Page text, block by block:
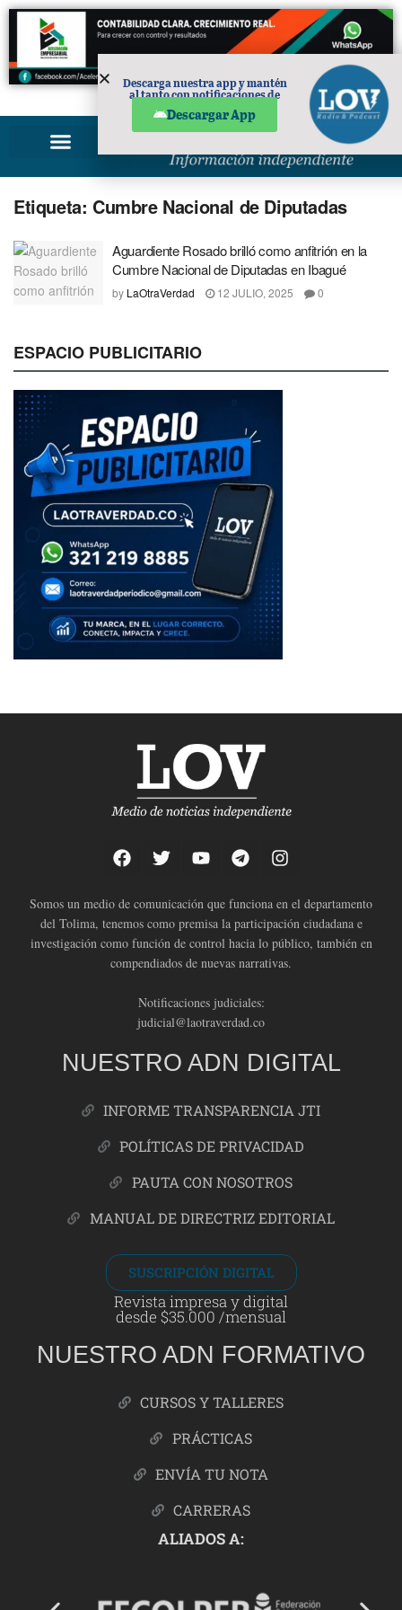
PUBLICIDAD
Etiqueta: Cumbre Nacional de Diputadas
Aguardiente Rosado brilló como anfitrión en la
Cumbre Nacional de Diputadas en Ibagué
by LaOtraVerdad 12 JULIO, 2025 0
ESPACIO PUBLICITARIO
Somos un medio de comunicación que funciona en el departamento
del Tolima, tenemos como premisa la participación ciudadana e
investigación como función de control hacia lo público, también en
compendiados de nuevas narrativas.
Notificaciones judiciales:
judicial@laotraverdad.co
NUESTRO ADN DIGITAL
INFORME TRANSPARENCIA JTI
POLÍTICAS DE PRIVACIDAD
PAUTA CON NOSOTROS
MANUAL DE DIRECTRIZ EDITORIAL
SUSCRIPCIÓN DIGITAL
Revista impresa y digital
desde $35.000 /mensual
NUESTRO ADN FORMATIVO
CURSOS Y TALLERES
PRÁCTICAS
ENVÍA TU NOTA
CARRERAS
ALIADOS A:
Descarga nuestra app y mantén
al tanto con notificaciones de
Descargar App